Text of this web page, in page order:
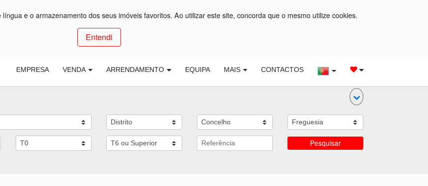
e o armazenamento dos seus imóveis favoritos. Ao utilizar este site, concorda que o mesmo utilize cookies.
Entendi
EMPRESA VENDA ARRENDAMENTO EQUIPA MAIS CONTACTOS
Pesquisar